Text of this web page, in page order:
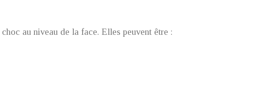
au niveau de la face. Elles peuvent être :